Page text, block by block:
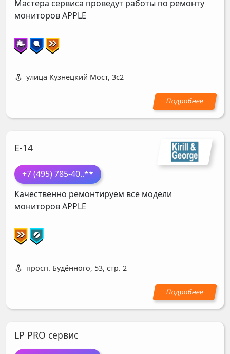
Мастера сервиса проведут работы по ремонту
мониторовAPPLE
улица Кузнецкий Мост, 3с2
Е-14
+7 (495) 785-40..**
Качественно ремонтируем все модели
мониторовAPPLE
просп. Будённого, 53, стр. 2
LP PRO сервис